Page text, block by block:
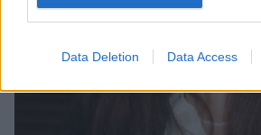
Data Deletion Data Access